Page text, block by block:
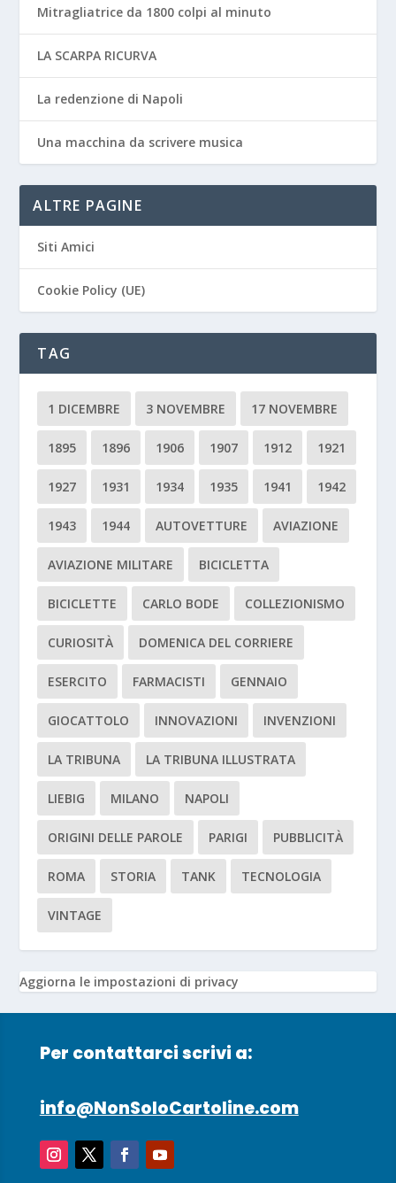
Mitragliatrice da 1800 colpi al minuto
LA SCARPA RICURVA
La redenzione di Napoli
Una macchina da scrivere musica
ALTRE PAGINE
Siti Amici
Cookie Policy (UE)
TAG
1 DICEMBRE 3 NOVEMBRE 17 NOVEMBRE
1895 1896 1906 1907 1912 1921
1927 1931 1934 1935 1941 1942
1943 1944 AUTOVETTURE AVIAZIONE
AVIAZIONE MILITARE BICICLETTA
BICICLETTE CARLO BODE COLLEZIONISMO
CURIOSITÀ DOMENICA DEL CORRIERE
ESERCITO FARMACISTI GENNAIO
GIOCATTOLO INNOVAZIONI INVENZIONI
LA TRIBUNA LA TRIBUNA ILLUSTRATA
LIEBIG MILANO NAPOLI
ORIGINI DELLE PAROLE PARIGI PUBBLICITÀ
ROMA STORIA TANK TECNOLOGIA
VINTAGE
Aggiorna le impostazioni di privacy
Per contattarci scrivi a:
info@NonSoloCartoline.com